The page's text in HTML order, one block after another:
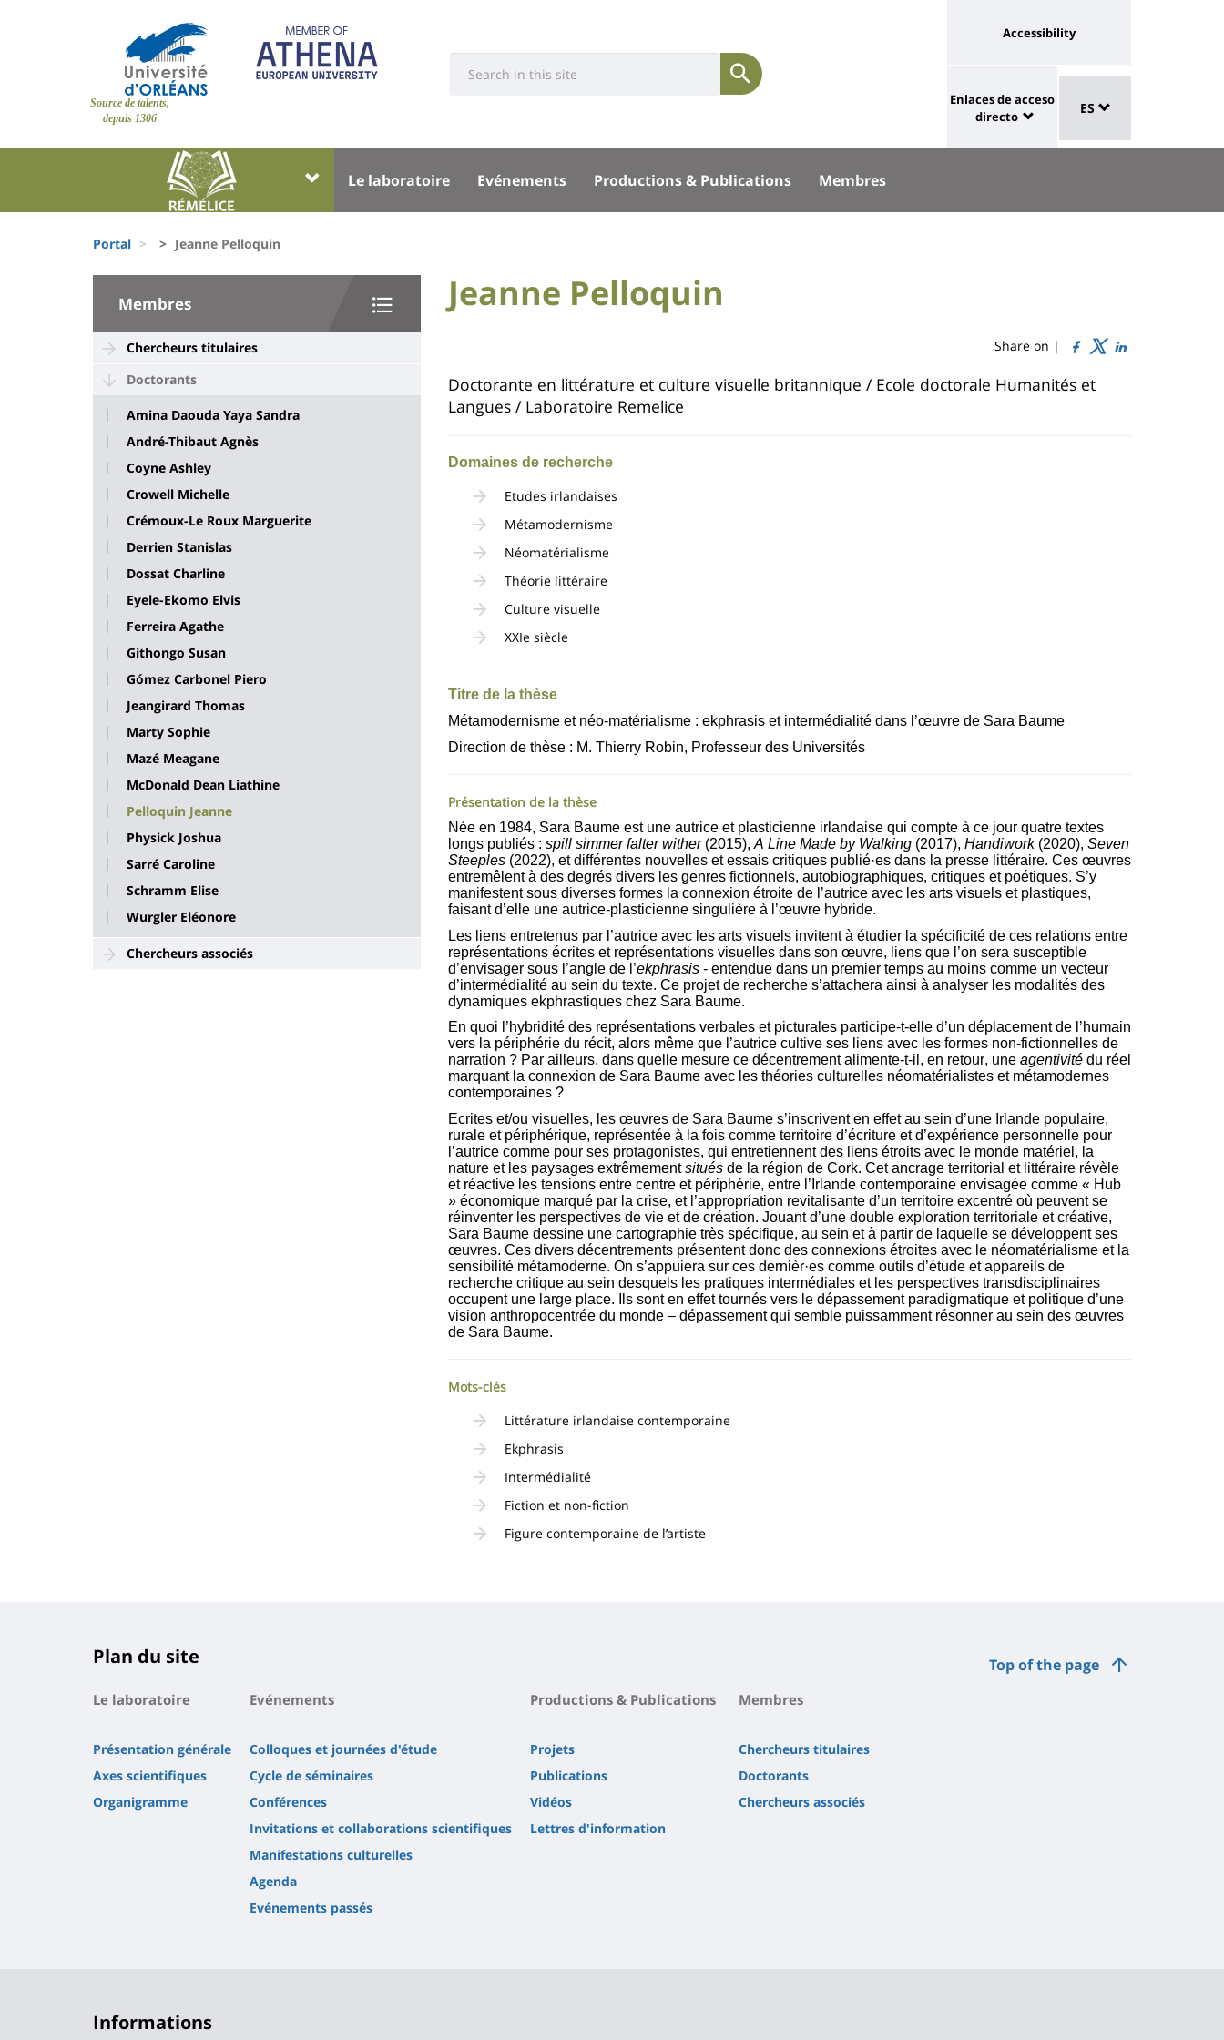
Site
Source de talents,
depuis 1306
Université
Soumettre
Réseaux
Université
lien
vers
page
Accessibility
University
:
links
Enlaces de acceso
directo
Sélecteur
de
langue
ES
Université
Block
liste
des
composantes
Menu
Le laboratoire Evénements Productions & Publications Membres
d'Ariane
Portal Jeanne Pelloquin
University
Sidebar
Membres
Chercheurs titulaires
Doctorants
Amina Daouda Yaya Sandra
André-Thibaut Agnès
Coyne Ashley
Crowell Michelle
Crémoux-Le Roux Marguerite
Derrien Stanislas
Dossat Charline
Eyele-Ekomo Elvis
Ferreira Agathe
Githongo Susan
Gómez Carbonel Piero
Jeangirard Thomas
Marty Sophie
Mazé Meagane
McDonald Dean Liathine
Pelloquin Jeanne
Physick Joshua
Sarré Caroline
Schramm Elise
Wurgler Eléonore
Chercheurs associés
University
:
content
Titre
page
Jeanne Pelloquin
Share on |
Contenu
de
la
page
principale
Doctorante en littérature et culture visuelle britannique / Ecole doctorale Humanités et
Langues / Laboratoire Remelice
Domaines de recherche
Etudes irlandaises
Métamodernisme
Néomatérialisme
Théorie littéraire
Culture visuelle
XXIe siècle
Titre de la thèse
Métamodernisme et néo-matérialisme : ekphrasis et intermédialité dans l’œuvre de Sara Baume
Direction de thèse : M. Thierry Robin, Professeur des Universités
Présentation de la thèse
Née en 1984, Sara Baume est une autrice et plasticienne irlandaise qui compte à ce jour quatre textes
longs publiés : spill simmer falter wither(2015), A Line Made by Walking(2017), Handiwork(2020), Seven
Steeples(2022), et différentes nouvelles et essais critiques publié·es dans la presse littéraire. Ces œuvres
entremêlent à des degrés divers les genres fictionnels, autobiographiques, critiques et poétiques. S’y
manifestent sous diverses formes la connexion étroite de l’autrice avec les arts visuels et plastiques,
faisant d’elle une autrice-plasticienne singulière à l’œuvre hybride.
Les liens entretenus par l’autrice avec les arts visuels invitent à étudier la spécificité de ces relations entre
représentations écrites et représentations visuelles dans son œuvre, liens que l’on sera susceptible
d’envisager sous l’angle de l’ekphrasis- entendue dans un premier temps au moins comme un vecteur
d’intermédialité au sein du texte. Ce projet de recherche s’attachera ainsi à analyser les modalités des
dynamiques ekphrastiques chez Sara Baume.
En quoi l’hybridité des représentations verbales et picturales participe-t-elle d’un déplacement de l’humain
vers la périphérie du récit, alors même que l’autrice cultive ses liens avec les formes non-fictionnelles de
narration ? Par ailleurs, dans quelle mesure ce décentrement alimente-t-il, en retour, une agentivitédu réel
marquant la connexion de Sara Baume avec les théories culturelles néomatérialistes et métamodernes
contemporaines ?
Ecrites et/ou visuelles, les œuvres de Sara Baume s’inscrivent en effet au sein d’une Irlande populaire,
rurale et périphérique, représentée à la fois comme territoire d’écriture et d’expérience personnelle pour
l’autrice comme pour ses protagonistes, qui entretiennent des liens étroits avec le monde matériel, la
nature et les paysages extrêmementsituésde la région de Cork. Cet ancrage territorial et littéraire révèle
et réactive les tensions entre centre et périphérie, entre l’Irlande contemporaine envisagée comme « Hub
» économique marqué par la crise, et l’appropriation revitalisante d’un territoire excentré où peuvent se
réinventer les perspectives de vie et de création. Jouant d’une double exploration territoriale et créative,
Sara Baume dessine une cartographie très spécifique, au sein et à partir de laquelle se développent ses
œuvres. Ces divers décentrements présentent donc des connexions étroites avec le néomatérialisme et la
sensibilité métamoderne. On s’appuiera sur ces dernièr·es comme outils d’étude et appareils de
recherche critique au sein desquels les pratiques intermédiales et les perspectives transdisciplinaires
occupent une large place. Ils sont en effet tournés vers le dépassement paradigmatique et politique d’une
vision anthropocentrée du monde – dépassement qui semble puissamment résonner au sein des œuvres
de Sara Baume.
Mots-clés
Littérature irlandaise contemporaine
Ekphrasis
Intermédialité
Fiction et non-fiction
Figure contemporaine de l’artiste
Top of the page
Plan du site
Le laboratoire
Présentation générale
Axes scientifiques
Organigramme
Evénements
Colloques et journées d'étude
Cycle de séminaires
Conférences
Invitations et collaborations scientifiques
Manifestations culturelles
Agenda
Evénements passés
Productions & Publications
Projets
Publications
Vidéos
Lettres d'information
Membres
Chercheurs titulaires
Doctorants
Chercheurs associés
Informations